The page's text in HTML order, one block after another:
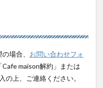
場合、 お問い合わせフォ
maison解約」または
の上、ご連絡ください。